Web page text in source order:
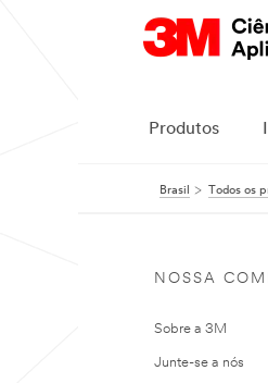
Produtos
Brasil Todos os
NOSSA
Sobre a 3M
Junte-se a nós